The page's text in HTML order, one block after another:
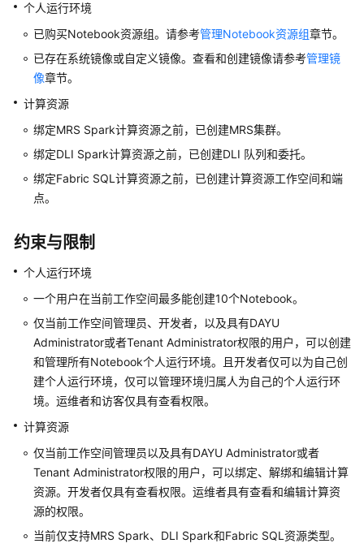
门
用
户
指
南
Studio
使
用
程
购
并
配
置
DataArts
Studio
权
用
户
使
用
Studio
个人运行环境
已购买Notebook资源组。请参考管理Notebook资源组章节。
已存在系统镜像或自定义镜像。查看和创建镜像请参考管理镜
像章节。
计算资源
绑定MRS Spark计算资源之前，已创建MRS集群。
绑定DLI Spark计算资源之前，已创建DLI 队列和委托。
绑定Fabric SQL计算资源之前，已创建计算资源工作空间和端
点。
约束与限制
个人运行环境
一个用户在当前工作空间最多能创建10个Notebook。
仅当前工作空间管理员、开发者，以及具有DAYU
Administrator或者Tenant Administrator权限的用户，可以创建
和管理所有Notebook个人运行环境。且开发者仅可以为自己创
建个人运行环境，仅可以管理环境归属人为自己的个人运行环
境。运维者和访客仅具有查看权限。
计算资源
仅当前工作空间管理员以及具有DAYU Administrator或者
Tenant Administrator权限的用户，可以绑定、解绑和编辑计算
资源。开发者仅具有查看权限。运维者具有查看和编辑计算资
源的权限。
当前仅支持MRS Spark、DLI Spark和Fabric SQL资源类型。